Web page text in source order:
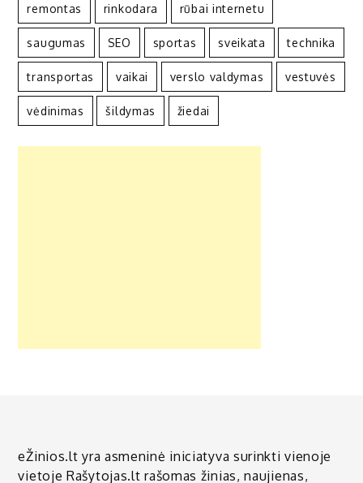
remontas rinkodara rūbai internetu
saugumas SEO sportas sveikata technika
transportas vaikai verslo valdymas vestuvės
vėdinimas šildymas žiedai
eŽinios.lt yra asmeninė iniciatyva surinkti vienoje
vietoje Rašytojas.lt rašomas žinias, naujienas,